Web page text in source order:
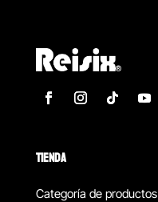
TIENDA
Categoría de productos